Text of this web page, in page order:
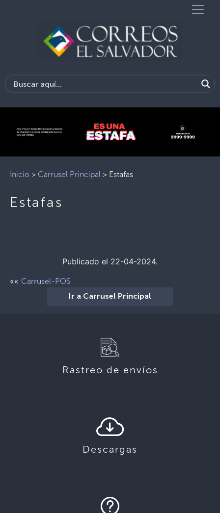
Inicio > Carrusel Principal > Estafas
Estafas
Publicado el 22-04-2024.
«« Carrusel-POS
Ir a Carrusel Principal
Rastreo de envíos
Descargas